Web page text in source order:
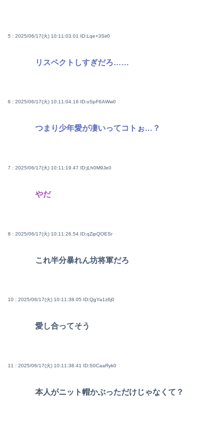
5 : 2025/06/17(火) 10:11:03.01 ID:Lqe+3Sir0
リスペクトしすぎだろ……
6 : 2025/06/17(火) 10:11:04.16 ID:oSpF6AWw0
つまり少年愛が凄いってコトぉ…？
7 : 2025/06/17(火) 10:11:19.47 ID:jLh0M9Je0
やだ
8 : 2025/06/17(火) 10:11:26.54 ID:qZipQOESr
これ半分暴れん坊将軍だろ
10 : 2025/06/17(火) 10:11:38.05 ID:QgYa1z6j0
愛し合ってそう
11 : 2025/06/17(火) 10:11:38.41 ID:S0CaaRyk0
本人がニット帽かぶっただけじゃなくて？